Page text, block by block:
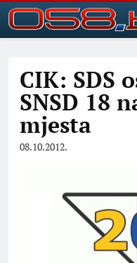
CIK: SDS
SNSD 18
mjesta
08.10.2012.